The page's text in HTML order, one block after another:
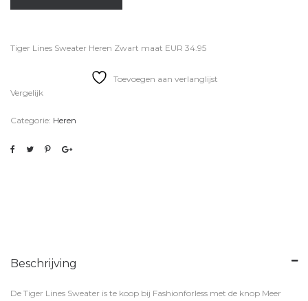
Tiger Lines Sweater Heren Zwart maat EUR 34.95
Toevoegen aan verlanglijst
Vergelijk
Categorie: Heren
Beschrijving
De Tiger Lines Sweater is te koop bij Fashionforless met de knop Meer